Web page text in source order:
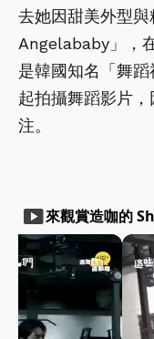
去她因甜美外型
Angelababy」，
是韓國知名「舞
起拍攝舞蹈影片
注。
smart_display來觀賞造咖的